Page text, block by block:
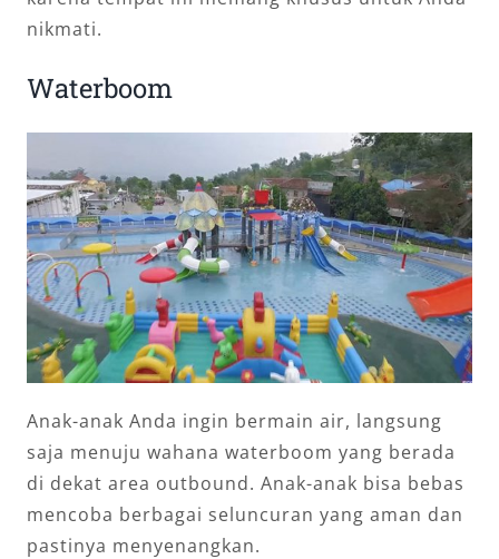
nikmati.
Waterboom
Anak-anak Anda ingin bermain air, langsung
saja menuju wahana waterboom yang berada
di dekat area outbound. Anak-anak bisa bebas
mencoba berbagai seluncuran yang aman dan
pastinya menyenangkan.